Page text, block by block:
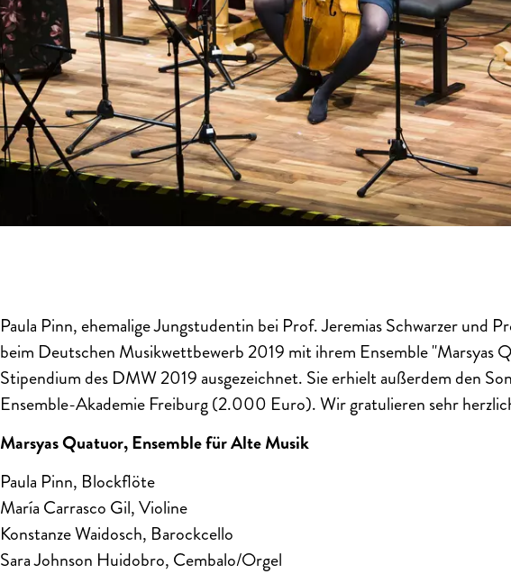
Paula Pinn, ehemalige Jungstudentin bei Prof. Jeremias Schwarzer und
beim Deutschen Musikwettbewerb 2019 mit ihrem Ensemble "Marsyas
Stipendium des DMW 2019 ausgezeichnet. Sie erhielt außerdem den
Ensemble-Akademie Freiburg (2.000 Euro). Wir gratulieren sehr
Marsyas Quatuor, Ensemble für Alte Musik
Paula Pinn, Blockflöte
María Carrasco Gil, Violine
Konstanze Waidosch, Barockcello
Sara Johnson Huidobro, Cembalo/Orgel